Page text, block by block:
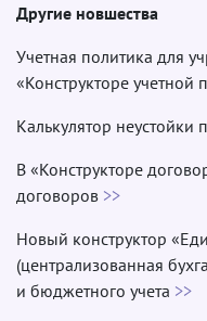
Другие новшества
Учетная политика для
«Конструкторе учетной
Калькулятор неустойки
В «Конструкторе
договоров >>
Новый конструктор
(централизованная
и бюджетного учета >>